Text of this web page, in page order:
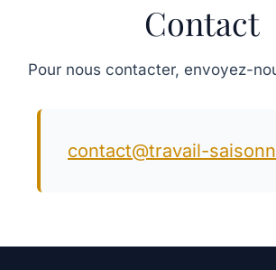
Contact
Pour nous contacter, envoyez-
contact@travail-